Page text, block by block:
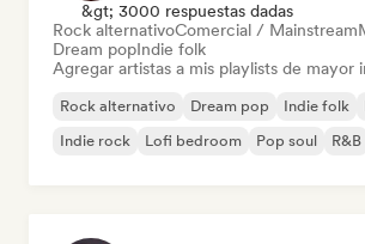
&gt; 3000 respuestas dadas
Rock alternativoComercial / Mainstream
Dream popIndie folk
Agregar artistas a mis playlists de mayor
Rock alternativo Dream pop Indie folk
Indie rock
Lofi bedroom Pop soul R&B